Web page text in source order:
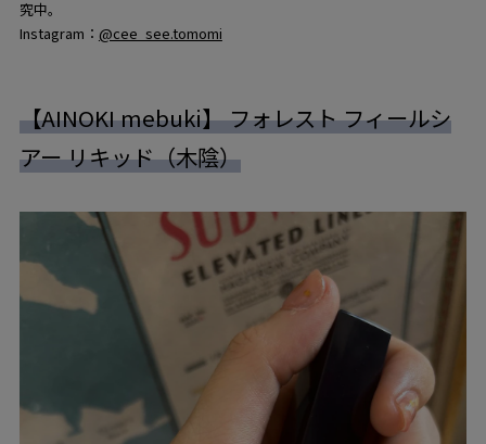
究中。
Instagram： @cee_see.tomomi
【AINOKI mebuki】 フォレスト フィールシ
アー リキッド（木陰）